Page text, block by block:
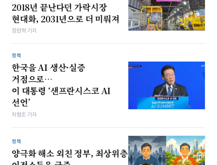
2018년 끝난다던 가락시장
현대화, 2031년으로 더 미뤄져
정원혁 기자
정책
한국을 AI 생산·실증
거점으로…
이 대통령 ‘샌프란시스코 AI
선언’
차형조 기자
정책
양극화 해소 외친 정부, 최상위층